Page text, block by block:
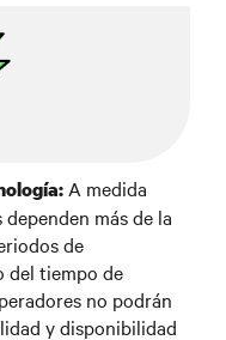
A medida
más de la
de
del tiempo de
no podrán
y disponibilidad